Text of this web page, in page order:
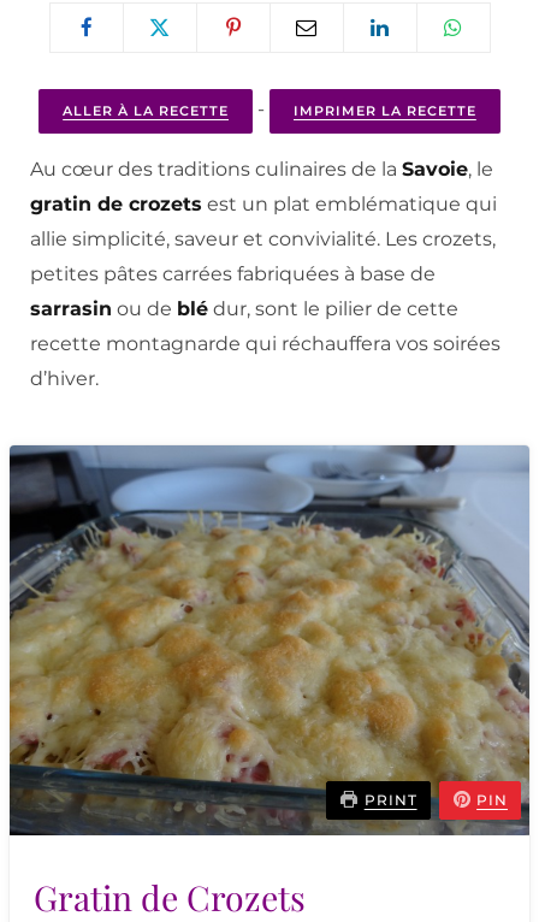
ALLER À LA RECETTE - IMPRIMER LA RECETTE
Au cœur des traditions culinaires de la Savoie, le
gratin de crozets est un plat emblématique qui
allie simplicité, saveur et convivialité. Les crozets,
petites pâtes carrées fabriquées à base de
sarrasin ou de blé dur, sont le pilier de cette
recette montagnarde qui réchauffera vos soirées
d’hiver.
PRINT PIN
Gratin de Crozets